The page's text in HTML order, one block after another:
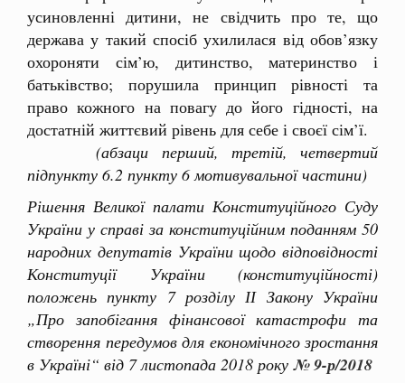
усиновленні дитини, не свідчить про те, що
держава у такий спосіб ухилилася від обов’язку
охороняти сім’ю, дитинство, материнство і
батьківство; порушила принцип рівності та
право кожного на повагу до його гідності, на
достатній життєвий рівень для себе і своєї сім’ї.
(абзаци перший, третій, четвертий
підпункту 6.2 пункту 6 мотивувальної частини)
Рішення Великої палати Конституційного Суду
України у справі за конституційним поданням 50
народних депутатів України щодо відповідності
Конституції України (конституційності)
положень пункту 7 розділу ІІ Закону України
„Про запобігання фінансової катастрофи та
створення передумов для економічного зростання
в Україні“ від 7 листопада 2018 року № 9-р/2018